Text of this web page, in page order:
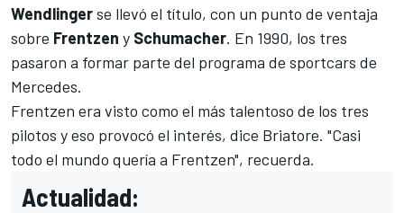
Wendlingerse llevó el título, con un punto de ventaja
sobre Frentzen y Schumacher. En 1990, los tres
pasaron a formar parte del programa de sportcars de
Mercedes.
Frentzen era visto como el más talentoso de los tres
pilotos y eso provocó el interés, dice Briatore. "Casi
todo el mundo quería a Frentzen", recuerda.
Actualidad: